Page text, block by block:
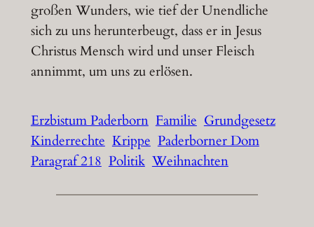
großen Wunders, wie tief der Unendliche
sich zu uns herunterbeugt, dass er in Jesus
Christus Mensch wird und unser Fleisch
annimmt, um uns zu erlösen.
Erzbistum Paderborn Familie Grundgesetz
Kinderrechte Krippe Paderborner Dom
Paragraf 218 Politik Weihnachten